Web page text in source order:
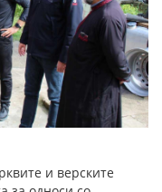
и верските